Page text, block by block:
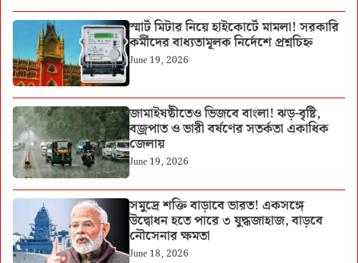
স্মার্ট মিটার নিয়ে হাইকোর্টে মামলা! সরকারি
কর্মীদের বাধ্যতামূলক নির্দেশে প্রশ্নচিহ্ন
June 19, 2026
জামাইষষ্ঠীতেও ভিজবে বাংলা! ঝড়-বৃষ্টি,
বজ্রপাত ও ভারী বর্ষণের সতর্কতা একাধিক
জেলায়
June 19, 2026
সমুদ্রে শক্তি বাড়াবে ভারত! একসঙ্গে
উদ্বোধন হতে পারে ৩ যুদ্ধজাহাজ, বাড়বে
নৌসেনার ক্ষমতা
June 18, 2026